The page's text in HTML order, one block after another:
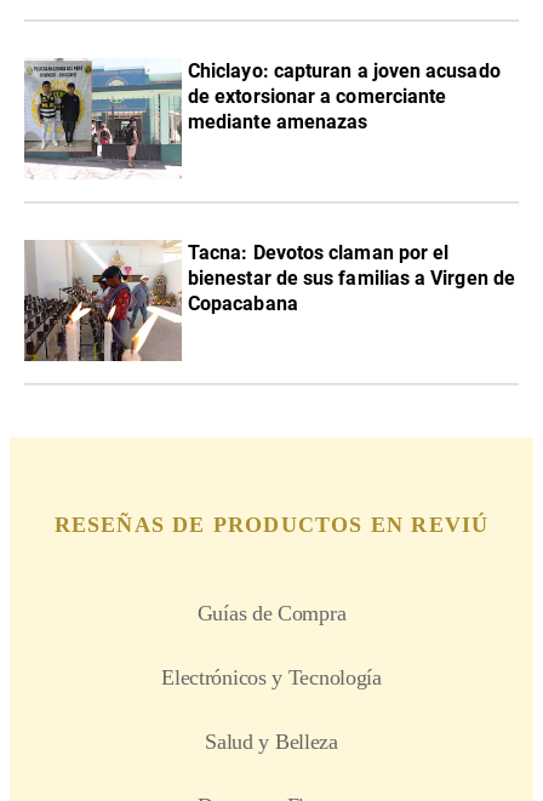
Chiclayo: capturan a joven acusado
de extorsionar a comerciante
mediante amenazas
Tacna: Devotos claman por el
bienestar de sus familias a Virgen de
Copacabana